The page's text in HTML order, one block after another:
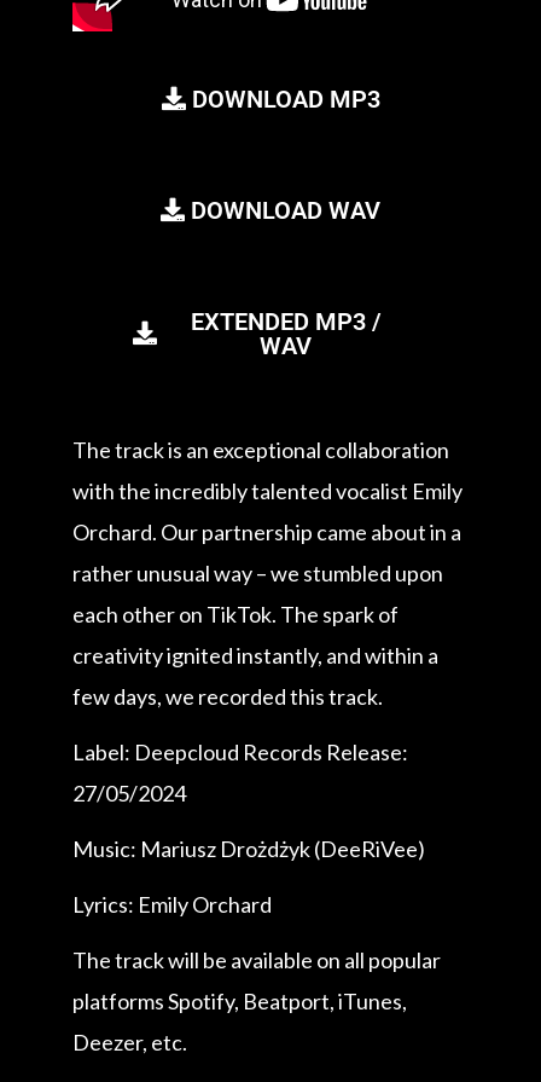
DOWNLOAD MP3
DOWNLOAD WAV
EXTENDED MP3 /
WAV
The track is an exceptional collaboration
with the incredibly talented vocalist Emily
Orchard. Our partnership came about in a
rather unusual way – we stumbled upon
each other on TikTok. The spark of
creativity ignited instantly, and within a
few days, we recorded this track.
Label: Deepcloud Records Release:
27/05/2024
Music: Mariusz Drożdżyk (DeeRiVee)
Lyrics: Emily Orchard
The track will be available on all popular
platforms Spotify, Beatport, iTunes,
Deezer, etc.